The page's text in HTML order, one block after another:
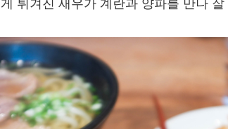
튀겨진 새우가 계란과 양파를 만나 잘